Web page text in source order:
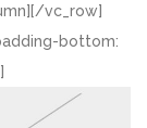
vc_row]
bottom: